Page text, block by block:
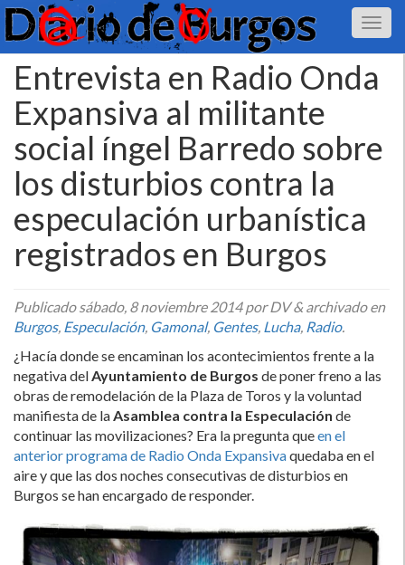
Entrevista en Radio Onda
Expansiva al militante
social íngel Barredo sobre
los disturbios contra la
especulación urbaní­stica
registrados en Burgos
Publicadosábado, 8 noviembre 2014por DV&archivado en
Burgos, Especulación, Gamonal, Gentes, Lucha, Radio.
¿Hací­a donde se encaminan los acontecimientos frente a la
negativa delAyuntamiento de Burgos de poner freno a las
obras de remodelación de la Plaza de Toros y la voluntad
manifiesta de laAsamblea contra la Especulación de
continuar las movilizaciones? Era la pregunta queen el
anterior programa de Radio Onda Expansivaquedaba en el
aire y que las dos noches consecutivas de disturbios en
Burgos se han encargado de responder.